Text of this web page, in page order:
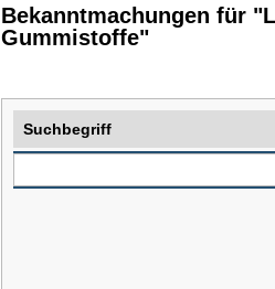
Bekanntmachungen für
Gummistoffe"
Suchbegriff